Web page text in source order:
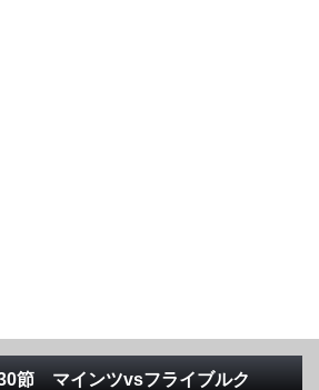
節 マインツvsフライブルク